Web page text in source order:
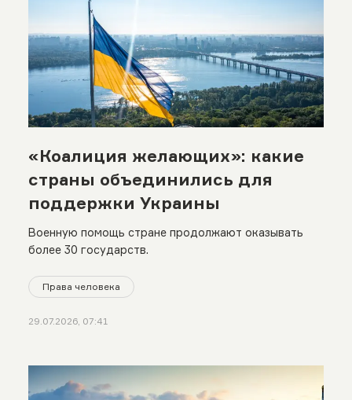
«Коалиция желающих»: какие
страны объединились для
поддержки Украины
Военную помощь стране продолжают оказывать
более 30 государств.
Права человека
29.07.2026, 07:41